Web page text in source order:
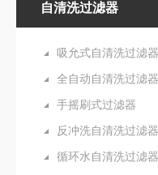
自清洗过滤器
吸允式自清洗过滤器
全自动自清洗过滤器
手摇刷式过滤器
反冲洗自清洗过滤器
循环水自清洗过滤器